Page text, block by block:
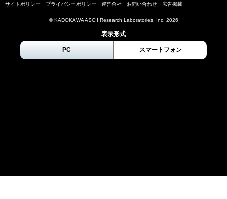
サイトポリシー プライバシーポリシー 運営会社 お問い合わせ 広告掲載
© KADOKAWA ASCII Research Laboratories, Inc. 2026
表示形式
PC スマートフォン